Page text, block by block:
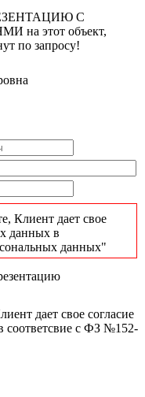
С
этот объект,
по запросу!
Клиент дает свое
данных в
данных"
дает свое согласие
соответсвие с ФЗ №152-